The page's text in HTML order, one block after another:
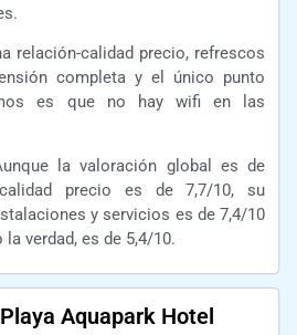
relación-calidad precio, refrescos
completa y el único punto
es que no hay wifi en las
la valoración global es de
precio es de 7,7/10, su
y servicios es de 7,4/10
verdad, es de 5,4/10.
Aquapark Hotel